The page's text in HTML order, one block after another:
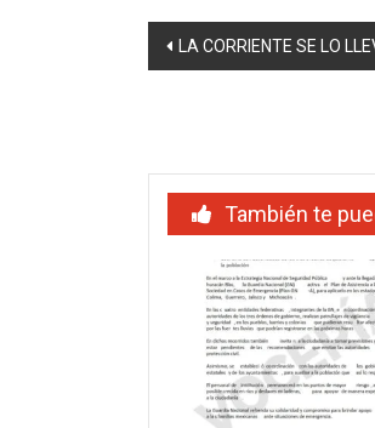
Navegación
LA CORRIENTE SE LO
También te